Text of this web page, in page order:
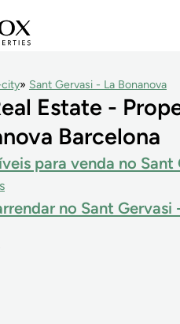
city Sant Gervasi - La Bonanova
Estate -
Barcelona
para venda no Sant
no Sant Gervasi